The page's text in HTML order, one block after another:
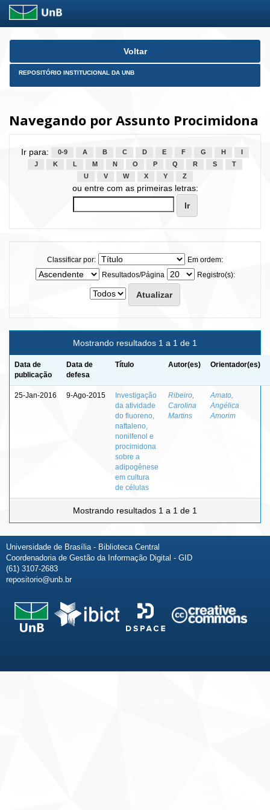
Skip
Voltar
REPOSITÓRIO INSTITUCIONAL DA UNB
Navegando por Assunto Procimidona
Ir para: 0-9 A B C D E F G H
J
K L M N O P Q R S
T
U
V W X Y Z
ou entre com as primeiras letras:
Classificar por:
Em ordem:
Resultados/Página
Registro(s):
Mostrando resultados 1 a 1 de 1
Data de
publicação
Data de
defesa
Título Autor(es) Orientador(es)
25-Jan-2016 9-Ago-2015
Investigação
da atividade
do fluoreno,
naftaleno,
nonilfenol e
procimidona
sobre a
adipogênese
em cultura
de células
Ribeiro,
Carolina
Martins
Amato,
Angélica
Amorim
Mostrando resultados 1 a 1 de 1
Universidade de Brasília - Biblioteca Central
Coordenadoria de Gestão da Informação Digital - GID
(61) 3107-2683
repositorio@unb.br